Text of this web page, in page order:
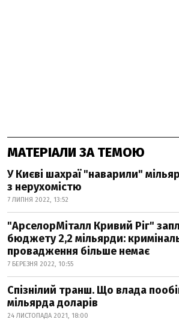
МАТЕРІАЛИ ЗА ТЕМОЮ
У Києві шахраї "наварили"
з нерухомістю
7 ЛИПНЯ 2022, 13:52
"АрселорМіталл Кривий Ріг"
бюджету 2,2 мільярди:
провадження більше немає
7 БЕРЕЗНЯ 2022, 10:55
Спізнілий транш. Що влада
мільярда доларів
24 ЛИСТОПАДА 2021, 18:00